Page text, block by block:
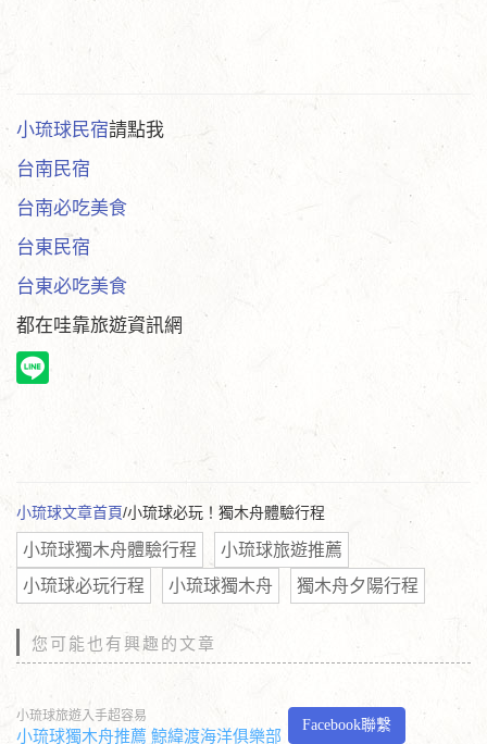
小琉球民宿請點我
台南民宿
台南必吃美食
台東民宿
台東必吃美食
都在哇靠旅遊資訊網
小琉球文章首頁/小琉球必玩！獨木舟體驗行程
小琉球獨木舟體驗行程
小琉球旅遊推薦
小琉球必玩行程
小琉球獨木舟 獨木舟夕陽行程
您可能也有興趣的文章
小琉球旅遊入手超容易
小琉球獨木舟推薦 鯨緯渡海洋俱樂部
Facebook聯繫